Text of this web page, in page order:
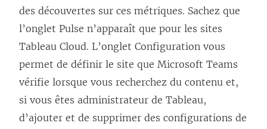
o
d
des découvertes sur ces métriques. Sachez que
l’onglet Pulse n’apparaît que pour les sites
Tableau Cloud. L’onglet Configuration vous
permet de définir le site que Microsoft Teams
vérifie lorsque vous recherchez du contenu et,
si vous êtes administrateur de Tableau,
d’ajouter et de supprimer des configurations de